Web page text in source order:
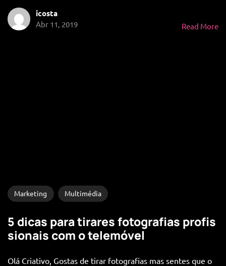
icosta
Abr 11, 2019 Read More
Marketing Multimédia
5 dicas para tirares fotografias profis
sionais com o telemóvel
Olá Criativo, Gostas de tirar fotografias mas sentes que o